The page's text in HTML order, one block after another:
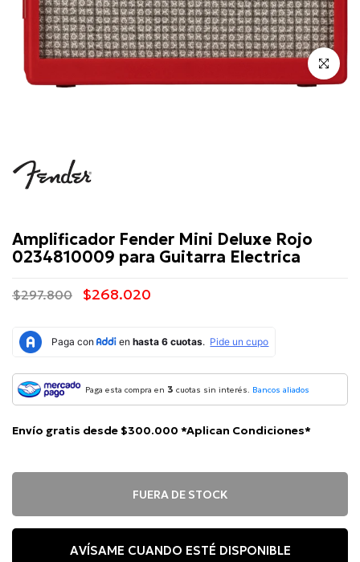
Click para
Amplificador Fender Mini Deluxe Rojo
0234810009 para Guitarra Electrica
$297.800 $268.020
Paga esta compra en 3 cuotas sin interés. Bancos aliados
Envío gratis desde $300.000 *Aplican Condiciones*
FUERA DE STOCK
AVÍSAME CUANDO ESTÉ DISPONIBLE